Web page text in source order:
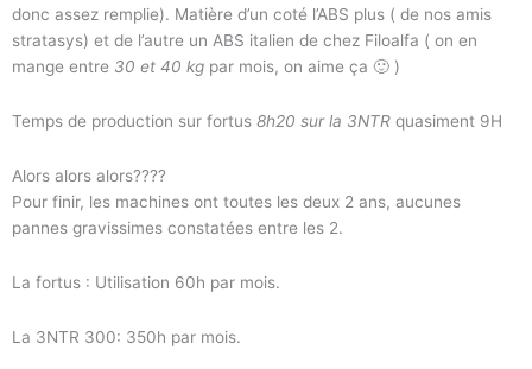
donc assez remplie). Matière d’un coté l’ABS plus ( de nos amis
stratasys) et de l’autre un ABS italien de chez Filoalfa ( on en
mange entre 30 et 40 kg par mois, on aime ça 🙂 )
Temps de production sur fortus 8h20 sur la 3NTR quasiment 9H
Alors alors alors????
Pour finir, les machines ont toutes les deux 2 ans, aucunes
pannes gravissimes constatées entre les 2.
La fortus : Utilisation 60h par mois.
La 3NTR 300: 350h par mois.